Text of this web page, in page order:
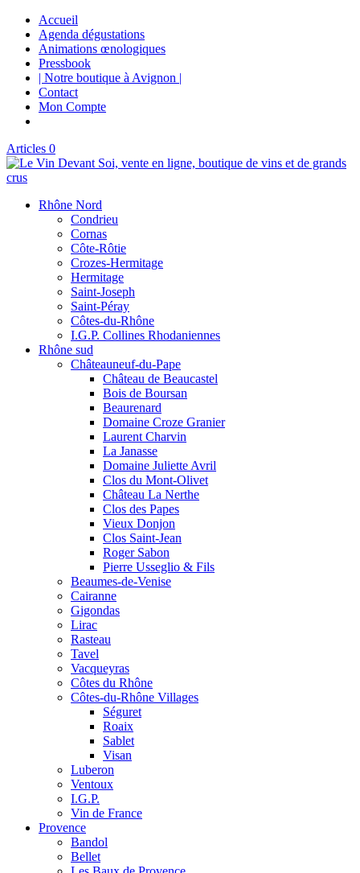
Accueil
Agenda dégustations
Animations œnologiques
Pressbook
| Notre boutique à Avignon |
Contact
Mon Compte
Articles 0
Rhône Nord
Condrieu
Cornas
Côte-Rôtie
Crozes-Hermitage
Hermitage
Saint-Joseph
Saint-Péray
Côtes-du-Rhône
I.G.P. Collines Rhodaniennes
Rhône sud
Châteauneuf-du-Pape
Château de Beaucastel
Bois de Boursan
Beaurenard
Domaine Croze Granier
Laurent Charvin
La Janasse
Domaine Juliette Avril
Clos du Mont-Olivet
Château La Nerthe
Clos des Papes
Vieux Donjon
Clos Saint-Jean
Roger Sabon
Pierre Usseglio & Fils
Beaumes-de-Venise
Cairanne
Gigondas
Lirac
Rasteau
Tavel
Vacqueyras
Côtes du Rhône
Côtes-du-Rhône Villages
Séguret
Roaix
Sablet
Visan
Luberon
Ventoux
I.G.P.
Vin de France
Provence
Bandol
Bellet